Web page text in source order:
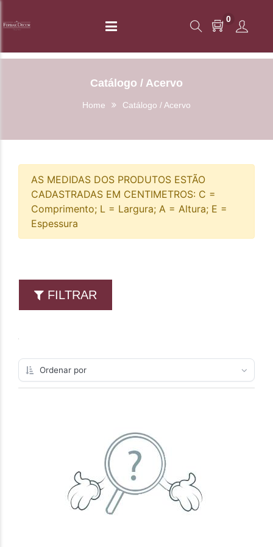
0
Catálogo / Acervo
Home Catálogo / Acervo
AS MEDIDAS DOS PRODUTOS ESTÃO
CADASTRADAS EM CENTIMETROS: C =
Comprimento; L = Largura; A = Altura; E =
Espessura
FILTRAR